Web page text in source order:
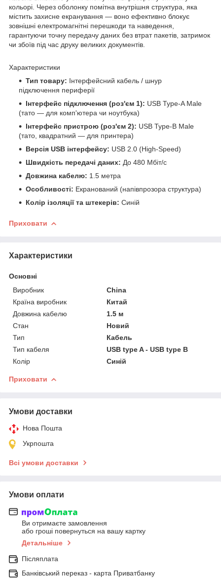
кольорі. Через оболонку помітна внутрішня структура, яка
містить захисне екранування — воно ефективно блокує
зовнішні електромагнітні перешкоди та наведення,
гарантуючи точну передачу даних без втрат пакетів, затримок
чи збоїв під час друку великих документів.
Характеристики
Тип товару: Інтерфейсний кабель / шнур
підключення периферії
Інтерфейс підключення (роз'єм 1): USB Type-A Male
(тато — для комп'ютера чи ноутбука)
Інтерфейс пристрою (роз'єм 2): USB Type-B Male
(тато, квадратний — для принтера)
Версія USB інтерфейсу: USB 2.0 (High-Speed)
Швидкість передачі даних: До 480 Мбіт/с
Довжина кабелю: 1.5 метра
Особливості: Екранований (напівпрозора структура)
Колір ізоляції та штекерів: Синій
Приховати
Характеристики
Основні
Виробник
China
Країна виробник
Китай
Довжина кабелю
1.5 м
Стан
Новий
Тип
Кабель
Тип кабеля
USB type A - USB type B
Колір
Синій
Приховати
Умови доставки
Нова Пошта
Укрпошта
Всі умови доставки
Умови оплати
Ви отримаєте замовлення
або гроші повернуться на вашу картку
Детальніше
Післяплата
Банківський переказ - карта Приватбанку